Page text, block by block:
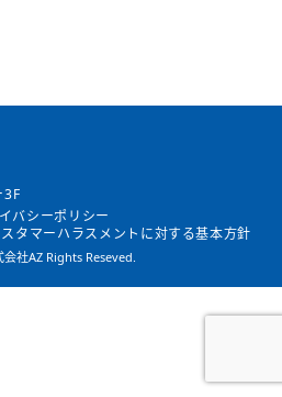
3F
バシーポリシー
タマーハラスメントに対する基本方針
社AZ Rights Reseved.